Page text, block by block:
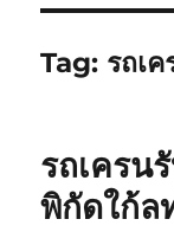
Tag: รถเ
รถเครน
พิกัดใก้ล